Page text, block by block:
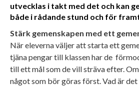
utvecklas i takt med det och kan
både i rådande stund och för
Stärk gemenskapen med ett
När eleverna väljer att starta ett
tjäna pengar till klassen har de
till ett mål som de vill sträva efter.
något som bör göras först. Vad är